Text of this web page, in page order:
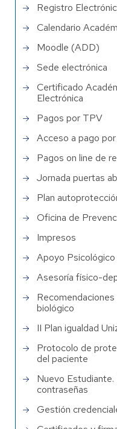
Registro
Calendario
Moodle (ADD)
Sede electrónica
Certificado
Electrónica
Pagos por TPV
Acceso a pago
Pagos on line de
Jornada puertas
Plan
Oficina de
Impresos
Apoyo
Asesoría físico-
biológico
II Plan igualdad
Protocolo de
del paciente
Nuevo Estudiante.
contraseñas
Gestión